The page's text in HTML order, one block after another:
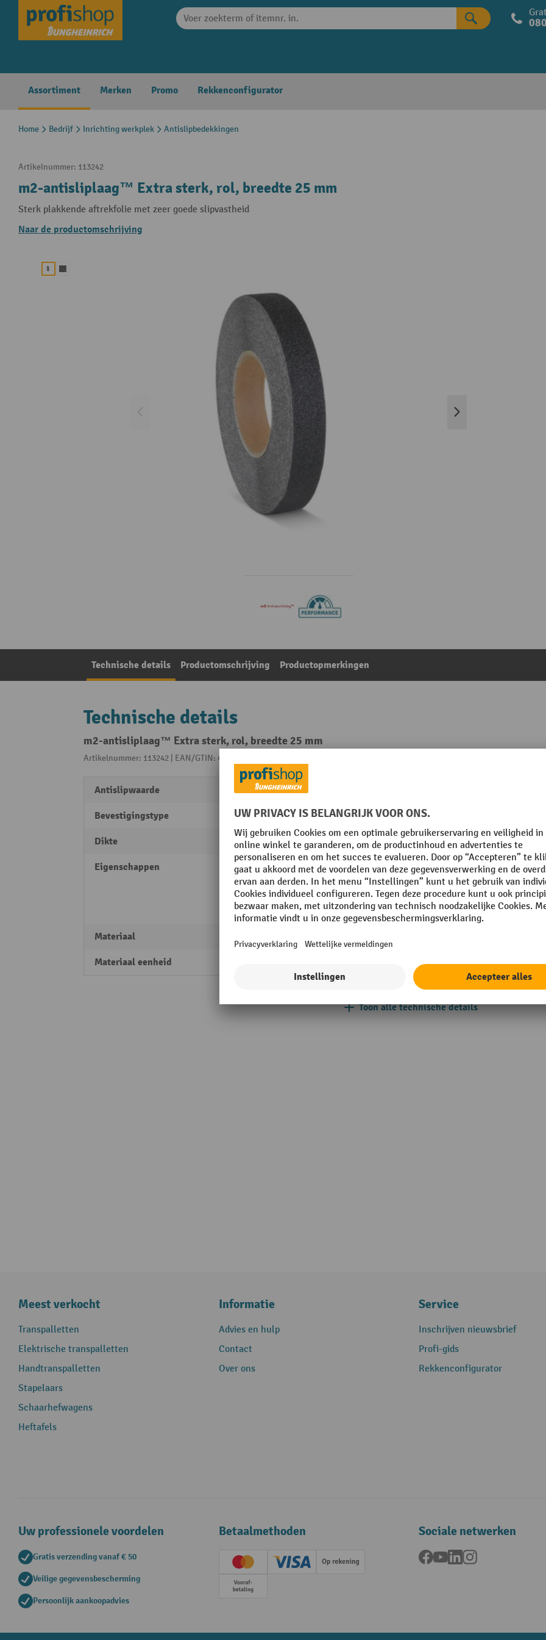
Skip to main navigation
Assortiment Merken Promo Rekkenconfigurator
Home Bedrijf Inrichting werkplek Antislipbedekkingen
Artikelnummer: 113242
m2-antisliplaag™ Extra sterk, rol, breedte 25 mm
Sterk plakkende aftrekfolie met zeer goede slipvastheid
Naar de productomschrijving
Technische details Productomschrijving Productopmerkingen
Technische details
m2-antisliplaag™ Extra sterk, rol, breedte 25 mm
Artikelnummer: 113242 | EAN/GTIN: 4250971504908
Antislipwaarde R13
Bevestigingstype zelfklevend
Dikte 1 mm
Eigenschappen
Chemische bestendigheid
Extra sterk
Olieresistent
UV-bestendig
Materiaal
Materiaal eenheid
Rolbreedte
Rollengte
Rubriek
Temperatuurbestendigheid
Toepassingsgebied
Toon alle technische details
Meest verkocht
Transpalletten
Elektrische transpalletten
Handtranspalletten
Stapelaars
Schaarhefwagens
Heftafels
Informatie
Advies en hulp
Contact
Over ons
Service
Inschrijven nieuwsbrief
Profi-gids
Rekkenconfigurator
Uw professionele voordelen
Gratis verzending vanaf € 50
Veilige gegevensbescherming
Persoonlijk aankoopadvies
Betaalmethoden
Creditcard (Master)Creditcard (Visa)Op rekening
Vooruitbetaling
Sociale netwerken
Facebook
YouTubeLinkedInInstagram